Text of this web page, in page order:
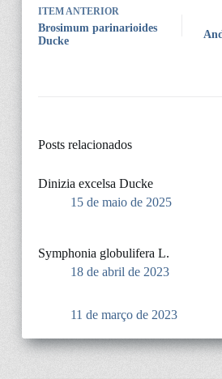
ITEM ANTERIOR
Brosimum parinarioides
Ducke
Posts relacionados
Dinizia excelsa Ducke
15 de maio de 2025
Symphonia globulifera L.
18 de abril de 2023
11 de março de 2023